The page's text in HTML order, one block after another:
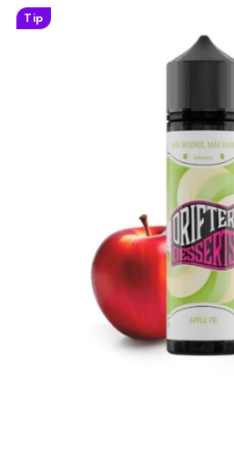
E-LIQUIDY
ATOMIZÉRY A CARTRIDGE
BATERIE A NABÍJEČKY
Tip